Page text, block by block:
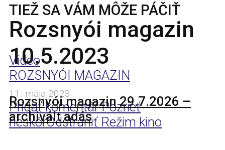
Rozsnyói magazin
10.5.2023
11. mája 2023
Pridať komentár Pozrieť
neskôrOdstrániť Režim kino
TIEŽ SA VÁM MÔŽE PÁČIŤ
Video
ROZSNYÓI MAGAZIN
Rozsnyói magazin 29.7.2026 –
archivált adás